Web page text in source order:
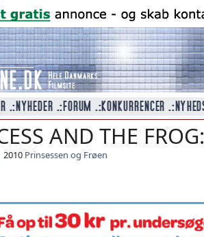
AND THE FROG:
2010 Prinsessen og Frøen